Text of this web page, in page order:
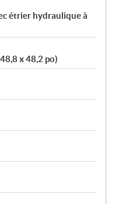
étrier hydraulique à
x 48,2 po)